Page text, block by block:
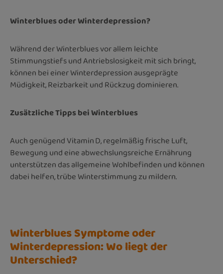
Winterblues oder Winterdepression?
Während der Winterblues vor allem leichte
Stimmungstiefs und Antriebslosigkeit mit sich bringt,
können bei einer Winterdepression ausgeprägte
Müdigkeit, Reizbarkeit und Rückzug dominieren.
Zusätzliche Tipps bei Winterblues
Auch genügend Vitamin D, regelmäßig frische Luft,
Bewegung und eine abwechslungsreiche Ernährung
unterstützen das allgemeine Wohlbefinden und können
dabei helfen, trübe Winterstimmung zu mildern.
Winterblues Symptome oder
Winterdepression: Wo liegt der
Unterschied?